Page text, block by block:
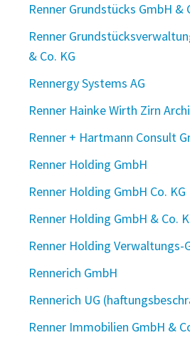
Renner Grundstücks GmbH &
Renner
& Co. KG
Rennergy Systems AG
Renner Hainke Wirth Zirn
Renner + Hartmann Consult
Renner Holding GmbH
Renner Holding GmbH Co. KG
Renner Holding GmbH & Co.
Renner Holding Verwaltungs-
Rennerich GmbH
Rennerich UG
Renner Immobilien GmbH &